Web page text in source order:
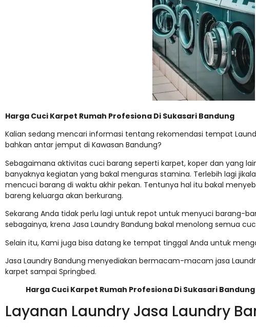
Harga Cuci Karpet Rumah Profesiona Di Sukasari Bandung
Kalian sedang mencari informasi tentang rekomendasi tempat
bahkan antar jemput di Kawasan Bandung?
Sebagaimana aktivitas cuci barang seperti karpet, koper dan yang
banyaknya kegiatan yang bakal menguras stamina. Terlebih lagi
mencuci barang di waktu akhir pekan. Tentunya hal itu bakal
bareng keluarga akan berkurang.
Sekarang Anda tidak perlu lagi untuk repot untuk menyuci barang-
sebagainya, krena Jasa Laundry Bandung bakal menolong semua
Selain itu, Kami juga bisa datang ke tempat tinggal Anda untuk
Jasa Laundry Bandung menyediakan bermacam-macam jasa
karpet sampai Springbed.
Harga Cuci Karpet Rumah Profesiona Di Sukasari Bandung
Layanan Laundry Jasa Laundry